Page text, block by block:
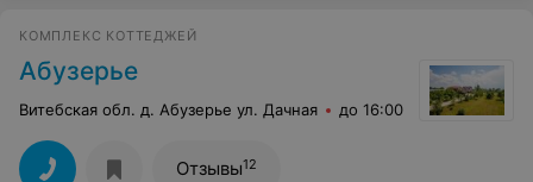
КОМПЛЕКС КОТТЕДЖЕЙ
Абузерье
Витебская обл. д. Абузерье ул. Дачная до 16:00
Отзывы12